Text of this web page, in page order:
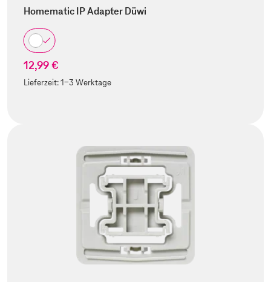
Homematic IP Adapter Düwi
12,99 €
Lieferzeit:1-3 Werktage